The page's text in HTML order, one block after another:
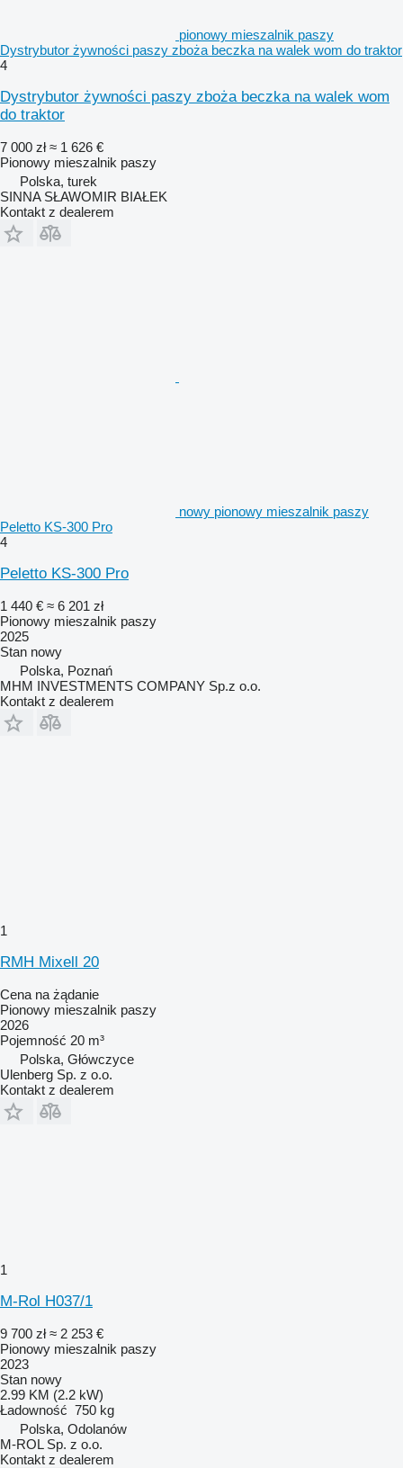
pionowy mieszalnik paszy
Dystrybutor żywności paszy zboża beczka na walek wom do traktor
4
Dystrybutor żywności paszy zboża beczka na walek wom
do traktor
7 000 zł ≈ 1 626 €
Pionowy mieszalnik paszy
Polska, turek
SINNA SŁAWOMIR BIAŁEK
Kontakt z dealerem
nowy pionowy mieszalnik paszy
Peletto KS-300 Pro
4
Peletto KS-300 Pro
1 440 € ≈ 6 201 zł
Pionowy mieszalnik paszy
2025
Stan nowy
Polska, Poznań
MHM INVESTMENTS COMPANY Sp.z o.o.
Kontakt z dealerem
1
RMH Mixell 20
Cena na żądanie
Pionowy mieszalnik paszy
2026
Pojemność 20 m³
Polska, Główczyce
Ulenberg Sp. z o.o.
Kontakt z dealerem
1
M-Rol H037/1
9 700 zł ≈ 2 253 €
Pionowy mieszalnik paszy
2023
Stan nowy
2.99 KM (2.2 kW)
Ładowność 750 kg
Polska, Odolanów
M-ROL Sp. z o.o.
Kontakt z dealerem